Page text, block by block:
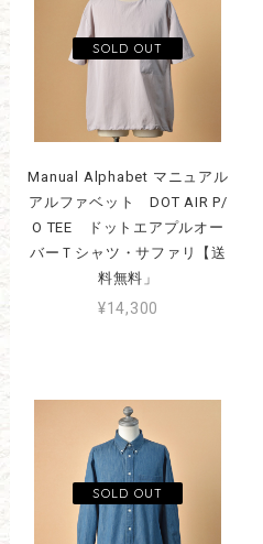
Manual Alphabet マニュアル
アルファベット DOT AIR P/
O TEE ドットエアプルオー
バーＴシャツ・サファリ【送
料無料」
¥14,300